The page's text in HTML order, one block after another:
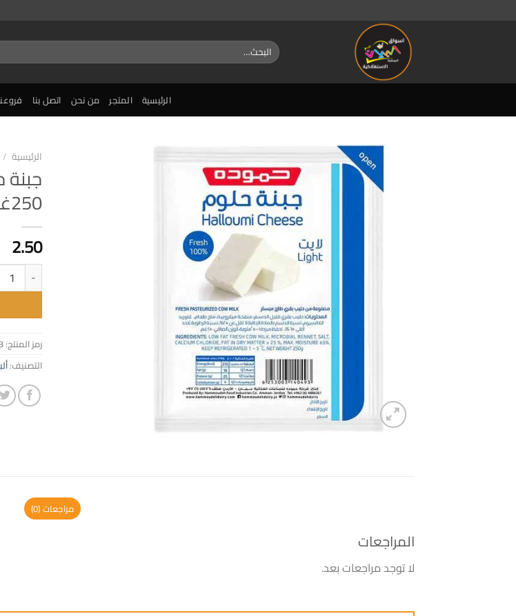
البحث
عن:
الرئيسية المتجر من نحن اتصل بنا
الرئيسية /
250غم
2.50
كمية جبنة
رمز المنتج:
التصنيف:
مراجعات (0)
المراجعات
لا توجد مراجعات بعد.